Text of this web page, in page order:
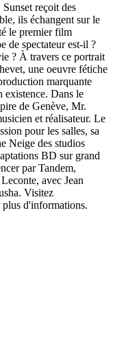
reçoit des
ils échangent sur le
le premier film
de spectateur est-il ?
? À travers ce portrait
une oeuvre fétiche
marquante
existence. Dans le
de Genève, Mr.
et réalisateur. Le
pour les salles, sa
Neige des studios
BD sur grand
par Tandem,
avec Jean
Visitez
d'informations.